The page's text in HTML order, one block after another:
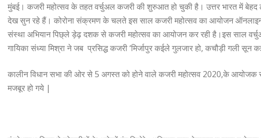
मुंबई। कजरी महोत्सव के तहत वर्चुअल कजरी की शुरुआत हो चुकी है। उत्तर भारत में
देख सुन रहे हैं। कोरोना संक्रमण के चलते इस साल कजरी महोत्सव का आयोजन ऑनलाइन
संस्था अभियान पिछ्ले ड़ेढ़ दशक से कजरी महोत्सव का आयोजन कर रही है।इस साल
गायिका संध्या मिश्रा ने जब प्रसिद्ध कजरी ‘मिर्जापुर कईले गुलजार हो, कचौड़ी गली सून
कालीन विधान सभा की ओर से 5 अगस्त को होने वाले कजरी महोत्सव 2020,के आयोजक
मजबूर हो गये |